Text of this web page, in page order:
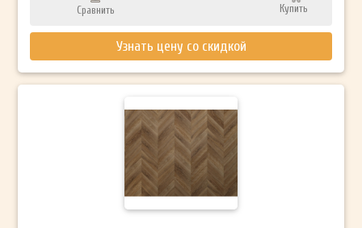
Сравнить Купить
Узнать цену со скидкой